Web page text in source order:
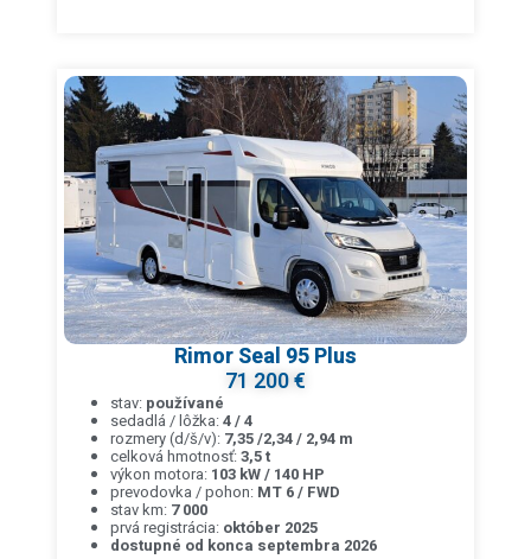
Rimor Seal 95 Plus
71 200 €
stav: používané
sedadlá / lôžka:4 / 4
rozmery (d/š/v): 7,35 /2,34 / 2,94 m
celková hmotnosť:3,5 t
výkon motora: 103 kW / 140 HP
prevodovka / pohon: MT 6 / FWD
stav km: 7 000
prvá registrácia: október 2025
dostupné od konca septembra 2026